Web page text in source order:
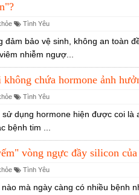
Tình Yêu
đảm bảo vệ sinh, không an toàn
nhiễm ngượ...
chứa hormone ảnh
Tình Yêu
dụng hormone hiện được coi
bệnh tim ...
vòng ngực đầy silicon
Tình Yêu
mà ngày càng có nhiều bệnh